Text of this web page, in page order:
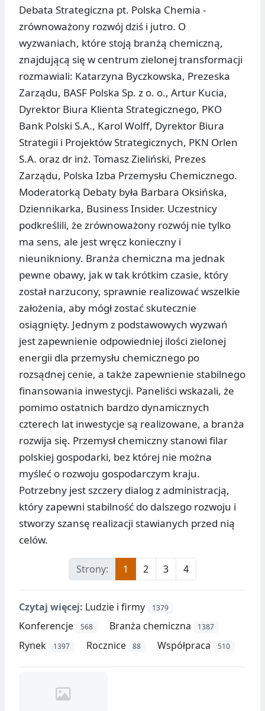
Debata Strategiczna pt. Polska Chemia -
zrównoważony rozwój dziś i jutro. O
wyzwaniach, które stoją branżą chemiczną,
znajdującą się w centrum zielonej transformacji
rozmawiali: Katarzyna Byczkowska, Prezeska
Zarządu, BASF Polska Sp. z o. o., Artur Kucia,
Dyrektor Biura Klienta Strategicznego, PKO
Bank Polski S.A., Karol Wolff, Dyrektor Biura
Strategii i Projektów Strategicznych, PKN Orlen
S.A. oraz dr inż. Tomasz Zieliński, Prezes
Zarządu, Polska Izba Przemysłu Chemicznego.
Moderatorką Debaty była Barbara Oksińska,
Dziennikarka, Business Insider. Uczestnicy
podkreślili, że zrównoważony rozwój nie tylko
ma sens, ale jest wręcz konieczny i
nieunikniony. Branża chemiczna ma jednak
pewne obawy, jak w tak krótkim czasie, który
został narzucony, sprawnie realizować wszelkie
założenia, aby mógł zostać skutecznie
osiągnięty. Jednym z podstawowych wyzwań
jest zapewnienie odpowiedniej ilości zielonej
energii dla przemysłu chemicznego po
rozsądnej cenie, a także zapewnienie stabilnego
finansowania inwestycji. Paneliści wskazali, że
pomimo ostatnich bardzo dynamicznych
czterech lat inwestycje są realizowane, a branża
rozwija się. Przemysł chemiczny stanowi filar
polskiej gospodarki, bez której nie można
myśleć o rozwoju gospodarczym kraju.
Potrzebny jest szczery dialog z administracją,
który zapewni stabilność do dalszego rozwoju i
stworzy szansę realizacji stawianych przed nią
celów.
Strony: 1 2 3 4
Czytaj więcej: Ludzie i firmy 1379
Konferencje 568 Branża chemiczna 1387
Rynek 1397 Rocznice 88 Współpraca 510